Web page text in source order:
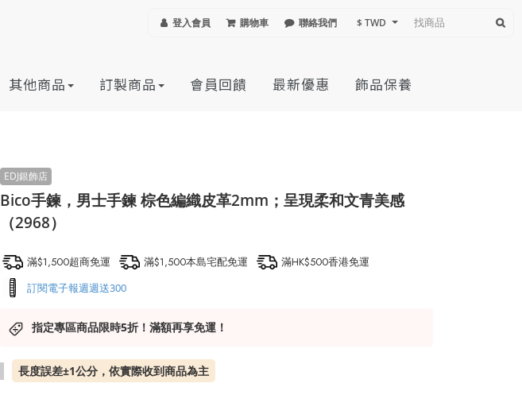
登入會員 購物車 聯絡我們 $ TWD
其他商品 訂製商品 會員回饋 最新優惠 飾品保養
Bico手鍊，男士手鍊 棕色編織皮革2mm；呈現柔和文青美感
（2968）
滿$1,500超商免運 滿$1,500本島宅配免運 滿HK$500香港免運
訂閱電子報週週送300
指定專區商品限時5折！滿額再享免運！
長度誤差±1公分，依實際收到商品為主